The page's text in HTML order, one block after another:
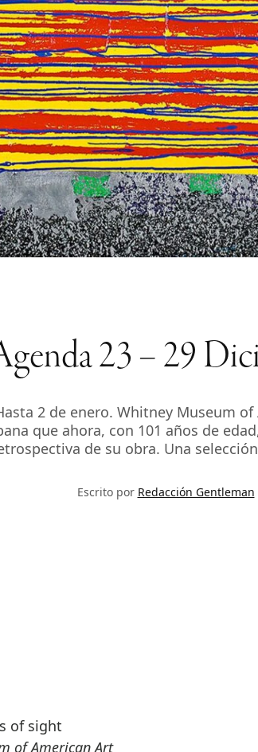
23 – 29
2 de enero. Whitney Museum
que ahora, con 101 años de
de su obra. Una
Escrito por Redacción Gentleman
of sight
of American Art